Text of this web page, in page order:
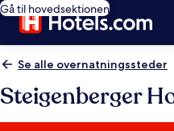
Gå til hovedsektionen
Se alle overnatningssteder
Steigenberger